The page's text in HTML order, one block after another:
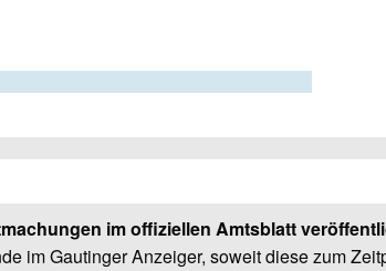
im offiziellen Amtsblatt
im Gautinger Anzeiger, soweit diese zum